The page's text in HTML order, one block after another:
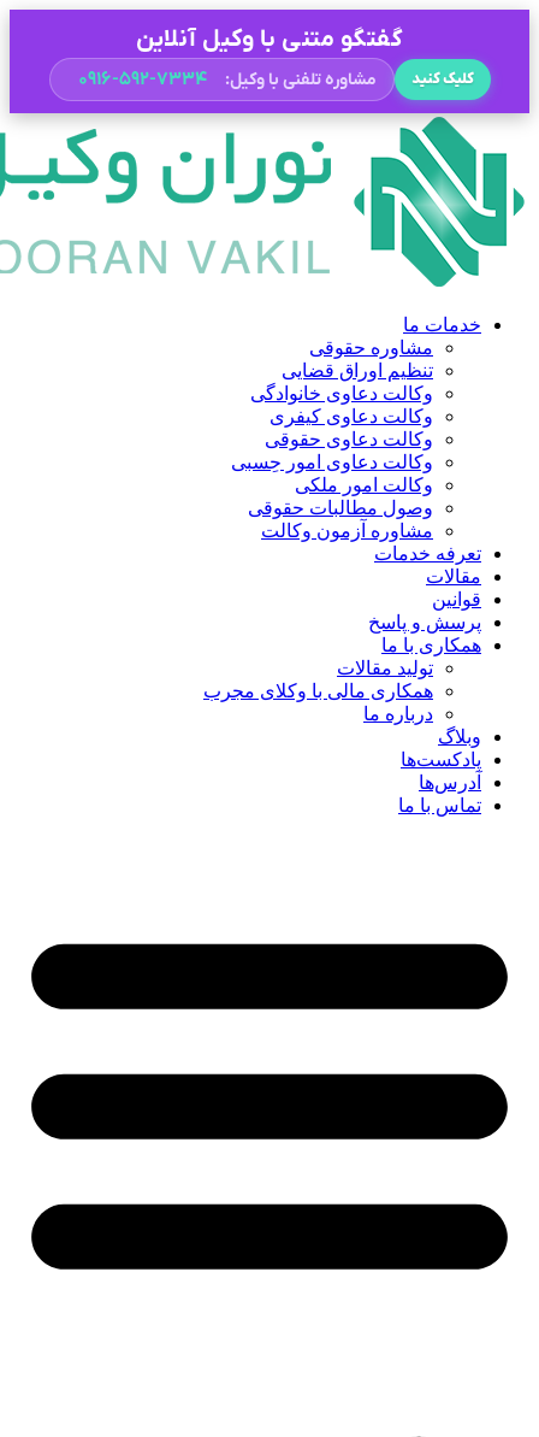
گفتگو متنی با وکیل آنلاین
کلیک کنید مشاوره تلفنی با وکیل: ۰۹۱۶-۵۹۲-۷۳۳۴
خدمات ما
مشاوره حقوقی
تنظیم اوراق قضایی
وکالت دعاوی خانوادگی
وکالت دعاوی کیفری
وکالت دعاوی حقوقی
وکالت دعاوی امور حِسبی
وکالت امور ملکی
وصول مطالبات حقوقی
مشاوره آزمون وکالت
تعرفه خدمات
مقالات
قوانین
پرسش و پاسخ
همکاری با ما
تولید مقالات
همکاری مالی با وکلای مجرب
درباره ما
وبلاگ
پادکست‌ها
آدرس‌ها
تماس با ما